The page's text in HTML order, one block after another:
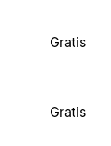
Gratis
Gratis